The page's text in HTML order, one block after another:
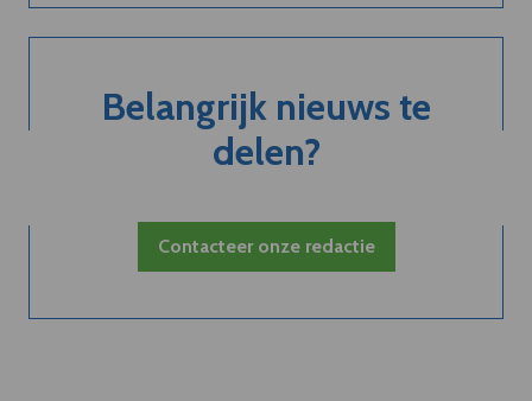
Belangrijk nieuws te
delen?
Contacteer onze redactie